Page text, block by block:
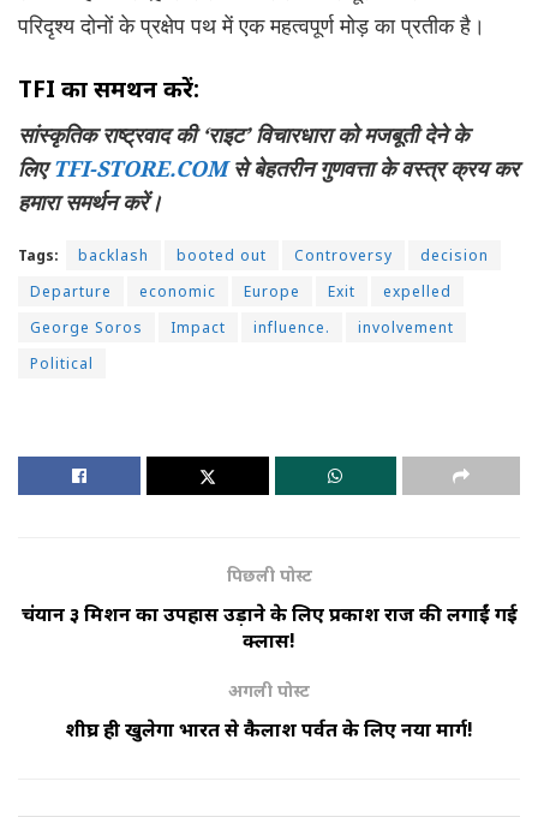
परिदृश्य दोनों के प्रक्षेप पथ में एक महत्वपूर्ण मोड़ का प्रतीक है।
TFI का समर्थन करें:
सांस्कृतिक राष्ट्रवाद की ‘राइट’ विचारधारा को मजबूती देने के
लिएTFI-STORE.COMसे बेहतरीन गुणवत्ता के वस्त्र क्रय कर
हमारा समर्थन करें।
Tags: backlash booted out Controversy
decision
Departure
economic Europe Exit
expelled
George Soros
Impact influence.
involvement
Political
पिछली पोस्ट
चंद्रयान ३ मिशन का उपहास उड़ाने के लिए प्रकाश राज की लगाईं गई
क्लास!
अगली पोस्ट
शीघ्र ही खुलेगा भारत से कैलाश पर्वत के लिए नया मार्ग!